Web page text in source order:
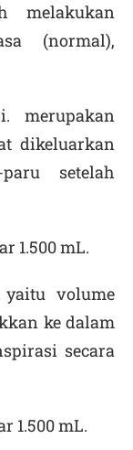
melakukan
(normal),
. merupakan
dikeluarkan
setelah
1.500 mL.
volume
ke dalam
secara
1.500 mL.